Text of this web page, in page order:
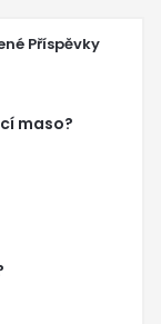
Příspěvky
maso?